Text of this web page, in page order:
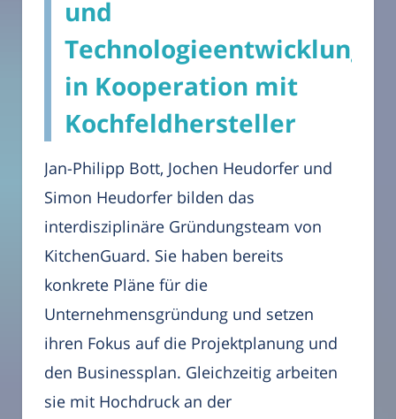
und
Technologieentwicklung
in Kooperation mit
Kochfeldhersteller
Jan-Philipp Bott, Jochen Heudorfer und
Simon Heudorfer bilden das
interdisziplinäre Gründungsteam von
KitchenGuard. Sie haben bereits
konkrete Pläne für die
Unternehmensgründung und setzen
ihren Fokus auf die Projektplanung und
den Businessplan. Gleichzeitig arbeiten
sie mit Hochdruck an der